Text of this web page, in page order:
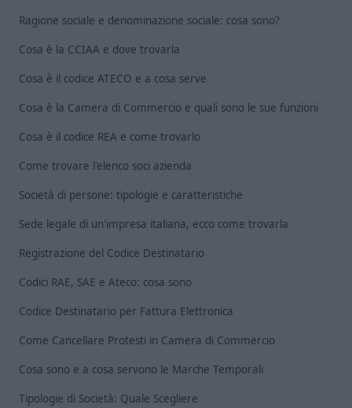
Ragione sociale e denominazione sociale: cosa sono?
Cosa è la CCIAA e dove trovarla
Cosa è il codice ATECO e a cosa serve
Cosa è la Camera di Commercio e quali sono le sue funzioni
Cosa è il codice REA e come trovarlo
Come trovare l'elenco soci azienda
Società di persone: tipologie e caratteristiche
Sede legale di un'impresa italiana, ecco come trovarla
Registrazione del Codice Destinatario
Codici RAE, SAE e Ateco: cosa sono
Codice Destinatario per Fattura Elettronica
Come Cancellare Protesti in Camera di Commercio
Cosa sono e a cosa servono le Marche Temporali
Tipologie di Società: Quale Scegliere